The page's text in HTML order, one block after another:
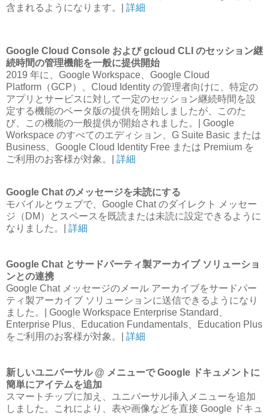
含まれるようになります。| 詳細
Google Cloud Console および gcloud CLI のセッション継
続時間の管理機能を一般に提供開始
2019 年に、Google Workspace、Google Cloud
Platform（GCP）、Cloud Identity の管理者向けに、特定の
アプリとサービスに対して一定のセッション継続時間を設
定する機能のベータ版の提供を開始しましたが、このた
び、この機能の一般提供が開始されました。| Google
Workspace のすべてのエディション、G Suite Basic または
Business、Google Cloud Identity Free または Premium を
ご利用のお客様が対象。| 詳細
Google Chat のメッセージを未読にする
モバイルとウェブで、Google Chat のダイレクト メッセー
ジ（DM）とスペースを既読または未読に設定できるように
なりました。| 詳細
Google Chat とサードパーティ製アーカイブ ソリューショ
ンとの連携
Google Chat メッセージのメール アーカイブをサードパー
ティ製アーカイブ ソリューションに送信できるようになり
ました。| Google Workspace Enterprise Standard、
Enterprise Plus、Education Fundamentals、Education Plus
をご利用のお客様が対象。| 詳細
新しいユニバーサル @ メニューで Google ドキュメントに
簡単にアイテムを追加
スマートチップに加え、ユニバーサル挿入メニューを追加
しました。これにより、表や画像などを直接 Google ドキュ